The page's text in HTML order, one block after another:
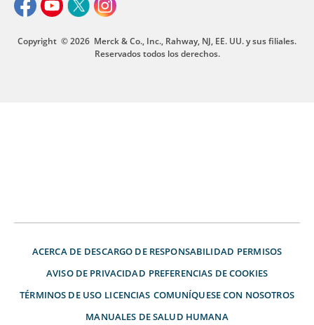
Copyright © 2026 Merck & Co., Inc., Rahway, NJ, EE. UU. y sus filiales.
Reservados todos los derechos.
ACERCA DE DESCARGO DE RESPONSABILIDAD PERMISOS
AVISO DE PRIVACIDAD PREFERENCIAS DE COOKIES
TÉRMINOS DE USO LICENCIAS COMUNÍQUESE CON NOSOTROS
MANUALES DE SALUD HUMANA